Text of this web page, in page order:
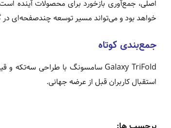
خواهد بود و می‌تواند مسیر توسعه چندصفحه‌ای
جمع‌بندی کوتاه
استقبال کاربران قبل از عرضه جهانی.